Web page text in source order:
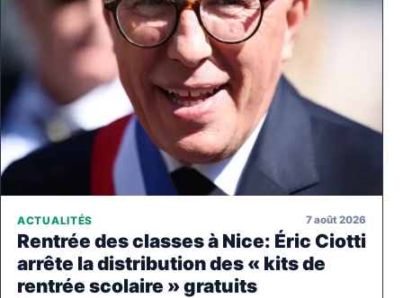
ACTUALITÉS 7 août 2026
Rentrée des classes à Nice: Éric Ciotti
arrête la distribution des « kits de
rentrée scolaire » gratuits